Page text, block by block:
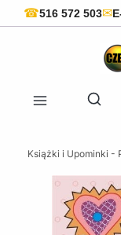
☎516 572 503✉
Otwórz
Książki i Upominki -